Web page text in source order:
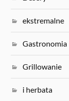
ekstremalne
Gastronomia
Grillowanie
i herbata